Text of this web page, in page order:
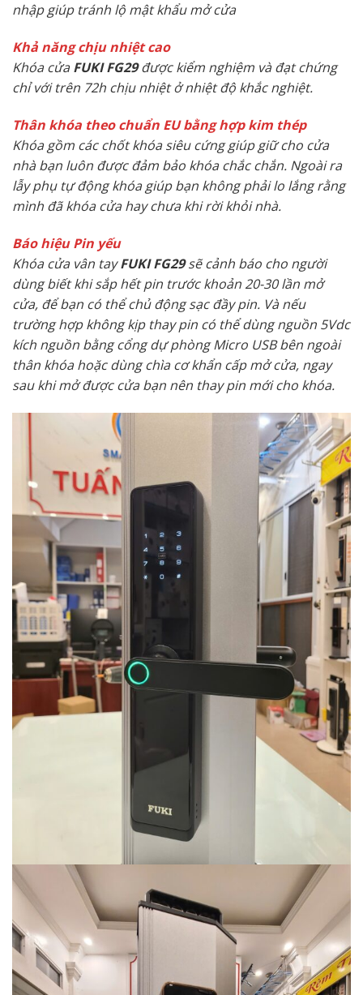
nhập giúp tránh lộ mật khẩu mở cửa
Khả năng chịu nhiệt cao
Khóa cửaFUKI FG29được kiểm nghiệm và đạt chứng
chỉ với trên 72h chịu nhiệt ở nhiệt độ khắc nghiệt.
Thân khóa theo chuẩn EU bằng hợp kim thép
Khóa gồm các chốt khóa siêu cứng giúp giữ cho cửa
nhà bạn luôn được đảm bảo khóa chắc chắn. Ngoài ra
lẫy phụ tự động khóa giúp bạn không phải lo lắng rằng
mình đã khóa cửa hay chưa khi rời khỏi nhà.
Báo hiệu Pin yếu
Khóa cửa vân tayFUKI FG29sẽ cảnh báo cho người
dùng biết khi sắp hết pin trước khoản 20-30 lần mở
cửa, để bạn có thể chủ động sạc đầy pin. Và nếu
trường hợp không kịp thay pin có thể dùng nguồn 5Vdc
kích nguồn bằng cổng dự phòng Micro USB bên ngoài
thân khóa hoặc dùng chìa cơ khẩn cấp mở cửa, ngay
sau khi mở được cửa bạn nên thay pin mới cho khóa.